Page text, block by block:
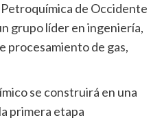
Petroquímica de Occidente
grupo líder en ingeniería,
procesamiento de gas,
se construirá en una
primera etapa